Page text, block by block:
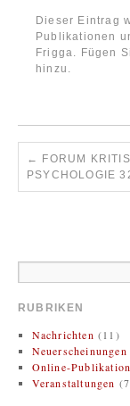
Dieser Eintrag
Publikationen
Frigga. Fügen
hinzu.
←
FORUM
PSYCHOLOGIE
RUBRIKEN
Nachrichten (11)
Neuerscheinungen
Online-
Veranstaltungen